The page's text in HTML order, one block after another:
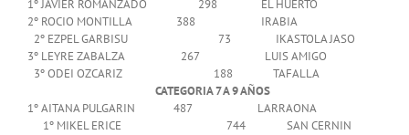
1º JAVIER ROMANZADO 298 EL HUERTO
2º ROCIO MONTILLA 388 IRABIA
2º EZPEL GARBISU 73 IKASTOLA JASO
3º LEYRE ZABALZA 267 LUIS AMIGO
3º ODEI OZCARIZ 188 TAFALLA
CATEGORIA 7 A 9 AÑOS
1º AITANA PULGARIN 487 LARRAONA
1º MIKEL ERICE 744 SAN CERNIN